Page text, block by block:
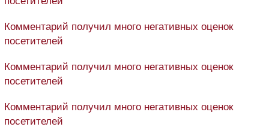
Комментарий получил много негативных оценок
посетителей
Комментарий получил много негативных оценок
посетителей
Комментарий получил много негативных оценок
посетителей